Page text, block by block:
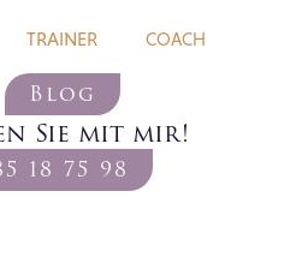
TRAINER COACH
Blog
Sie mit mir!
18 75 98